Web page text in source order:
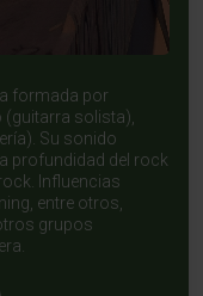
formada por
(guitarra solista),
Su sonido
profundidad del rock
Influencias
entre otros,
grupos